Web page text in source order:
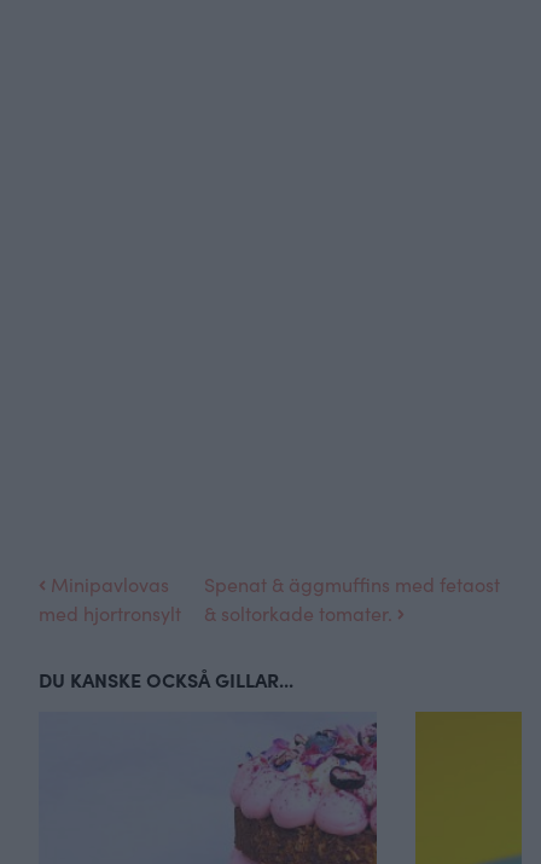
Minipavlovas
med hjortronsylt
Spenat & äggmuffins med fetaost
& soltorkade tomater.
DU KANSKE OCKSÅ GILLAR...